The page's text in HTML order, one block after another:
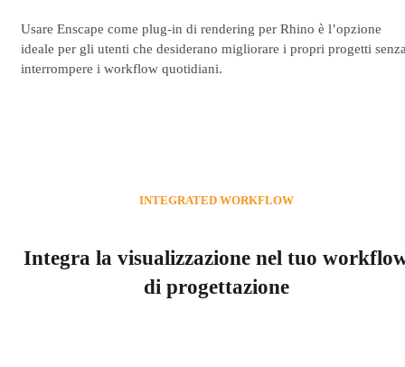
Usare Enscape come plug-in di rendering per Rhino è l’opzione
ideale per gli utenti che desiderano migliorare i propri progetti
interrompere i workflow quotidiani.
Integra la visualizzazione nel tuo
di progettazione
INTEGRATED WORKFLOW